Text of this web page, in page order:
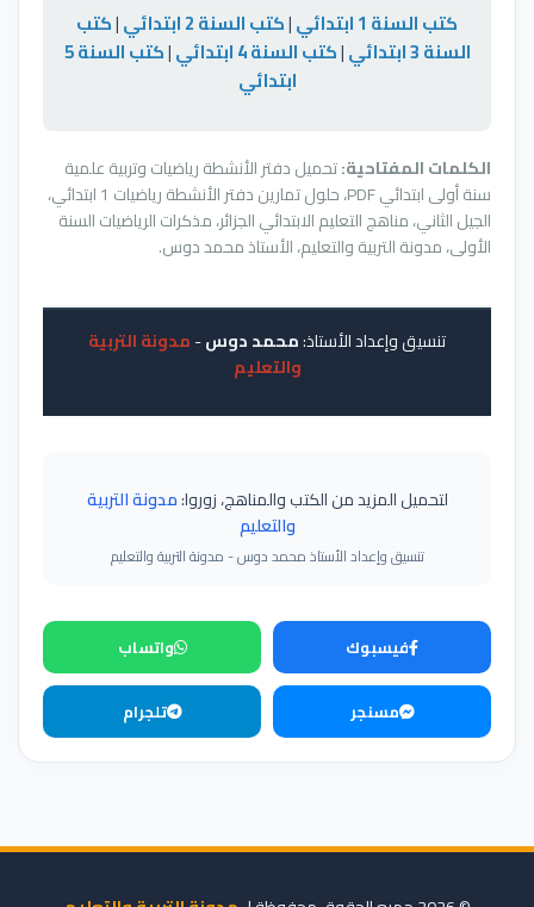
كتب السنة 1 ابتدائي |كتب السنة 2 ابتدائي |كتب
السنة 3 ابتدائي
|كتب السنة 4 ابتدائي |
كتب السنة 5
ابتدائي
الكلمات المفتاحية:تحميل دفتر الأنشطة رياضيات وتربية علمية
سنة أولى ابتدائي PDF، حلول تمارين دفتر الأنشطة رياضيات 1 ابتدائي،
الجيل الثاني، مناهج التعليم الابتدائي الجزائر، مذكرات الرياضيات السنة
الأولى، مدونة التربية والتعليم، الأستاذ محمد دوس.
تنسيق وإعداد الأستاذ:محمد دوس-مدونة التربية
والتعليم
لتحميل المزيد من الكتب والمناهج، زوروا:مدونة التربية
والتعليم
تنسيق وإعداد الأستاذ محمد دوس - مدونة التربية والتعليم
فيسبوك واتساب
مسنجر تلجرام